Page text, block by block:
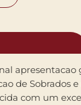
apresentacao
de Sobrados
com um